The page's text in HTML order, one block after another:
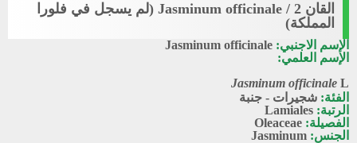
القان 2 / Jasminum officinale (لم يسجل في فلورا
المملكة)
الإسم الاجنبي: Jasminum officinale
الإسم العلمي:
Jasminum officinale L
الفئة: شجيرات - جنبة
الرتبة: Lamiales
الفصيلة: Oleaceae
الجنس: Jasminum